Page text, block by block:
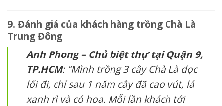
9. Đánh giá của khách hàng trồng Chà Là
Trung Đông
Anh Phong – Chủ biệt thự tại Quận 9,
TP.HCM: “Mình trồng 3 cây Chà Là dọc
lối đi, chỉ sau 1 năm cây đã cao vút, lá
xanh rì và có hoa. Mỗi lần khách tới